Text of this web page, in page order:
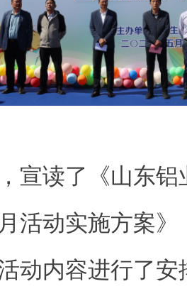
宣读了《山东铝
活动实施方案
动内容进行了